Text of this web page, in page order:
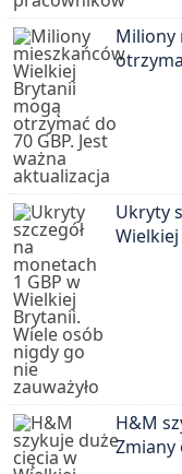
Miliony
Ukryty
H&M
Zmiany